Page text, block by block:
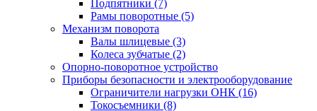
Подпятники (7)
Рамы поворотные (5)
Механизм поворота
Валы шлицевые (3)
Колеса зубчатые (2)
Опорно-поворотное устройство
Приборы безопасности и электрооборудование
Ограничители нагрузки ОНК (16)
Токосъемники (8)